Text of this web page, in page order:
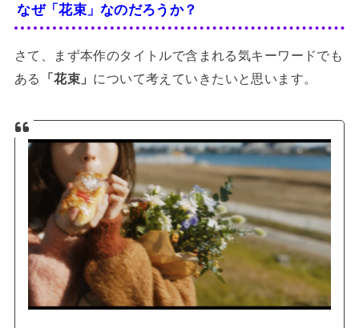
なぜ「花束」なのだろうか？
さて、まず本作のタイトルで含まれる気キーワードでも
ある
「花束」 について考えていきたいと思います。